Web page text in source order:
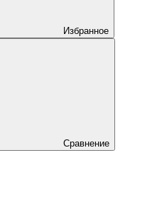
Избранное
Сравнение